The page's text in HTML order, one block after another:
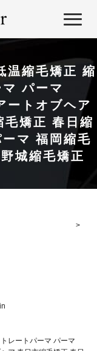
温縮毛矯正 縮
パーマ
トオブヘア
毛矯正 春日縮
マ 福岡縮毛
城縮毛矯正
レートパーマ パーマ